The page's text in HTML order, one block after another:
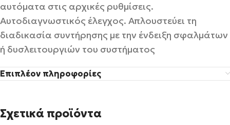
αυτόματα στις αρχικές ρυθμίσεις.
Αυτοδιαγνωστικός έλεγχος. Απλουστεύει τη
διαδικασία συντήρησης με την ένδειξη σφαλμάτων
ή δυσλειτουργιών του συστήματος
Επιπλέον πληροφορίες
Σχετικά προϊόντα